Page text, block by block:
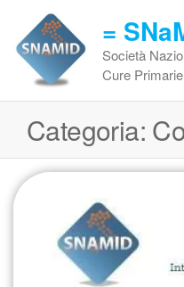
contenuto
=
Società
Cure Primarie
Categoria: